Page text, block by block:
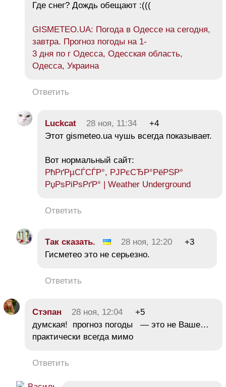
Где снег? Дождь обещают :(((
GISMETEO.UA: Погода в Одессе на сегодня,
завтра. Прогноз погоды на 1-
3 дня по г Одесса, Одесская область,
Одесса, Украина
Ответить
Luckcat 28 ноя, 11:34
+4
Этот gismeteo.ua чушь всегда показывает.
Вот нормальный сайт:
РћРґРµСЃСЃР°, РЈРєСЂР°РёРЅР°
РџРѕРіРѕРґР° | Weather Underground
Ответить
Так сказать. 28 ноя, 12:20
+3
Гисметео это не серьезно.
Ответить
Стэпан 28 ноя, 12:04
+5
думская! прогноз погоды — это не Ваше…
практически всегда мимо
Ответить